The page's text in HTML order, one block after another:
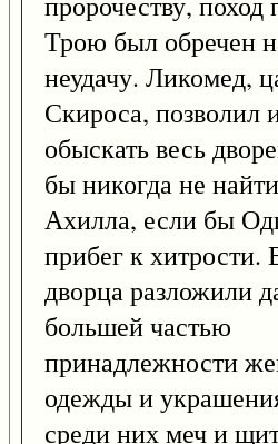
Трою был обречен
неудачу. Ликомед,
Скироса, позволил
обыскать весь
бы никогда не найти
Ахилла, если бы
прибег к хитрости.
дворца разложили
большей частью
принадлежности
одежды и
среди них меч и